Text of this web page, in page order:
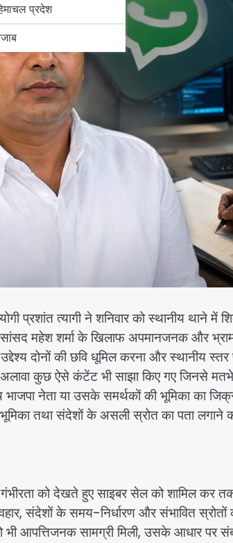
प्रदेश
प्रशांत त्यागी ने शनिवार को स्थानीय थाने में
महेश शर्मा के खिलाफ अपमानजनक और
दोनों की छवि धूमिल करना और स्थानीय
कुछ ऐसे कंटेंट भी साझा किए गए जिनसे
नेता या उसके समर्थकों की भूमिका का
तथा संदेशों के असली स्रोत का पता लगाने
गंभीरता को देखते हुए साइबर सेल को शामिल कर
संदेशों के समय-निर्धारण और संभावित स्रोतों
आपत्तिजनक सामग्री मिली, उसके आधार पर